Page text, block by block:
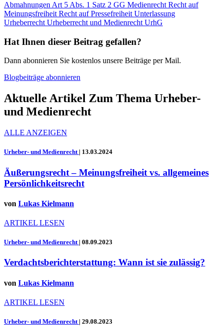
Abmahnungen Art 5 Abs. 1 Satz 2 GG Medienrecht Recht auf
Meinungsfreiheit Recht auf Pressefreiheit Unterlassung
Urheberrecht Urheberrecht und Medienrecht UrhG
Hat Ihnen dieser Beitrag gefallen?
Dann abonnieren Sie kostenlos unsere Beiträge per Mail.
Blogbeiträge abonnieren
Aktuelle Artikel Zum Thema Urheber-
und Medienrecht
ALLE ANZEIGEN
Urheber- und Medienrecht | 13.03.2024
Äußerungsrecht – Meinungsfreiheit vs. allgemeines
Persönlichkeitsrecht
von Lukas Kielmann
ARTIKEL LESEN
Urheber- und Medienrecht | 08.09.2023
Verdachtsberichterstattung: Wann ist sie zulässig?
von Lukas Kielmann
ARTIKEL LESEN
Urheber- und Medienrecht | 29.08.2023